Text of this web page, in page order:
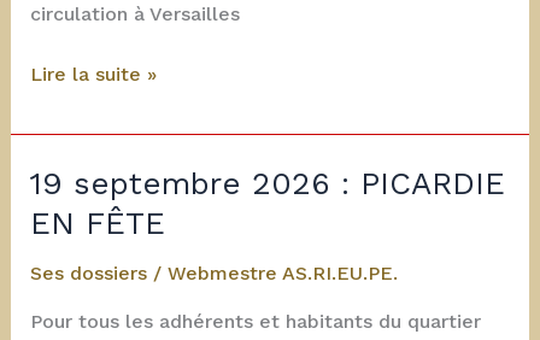
circulation à Versailles
17
2026
Arrêté
municipal
Lire la suite »
19 septembre 2026 : PICARDIE
EN FÊTE
Ses dossiers/ Webmestre AS.RI.EU.PE.
Pour tous les adhérents et habitants du quartier